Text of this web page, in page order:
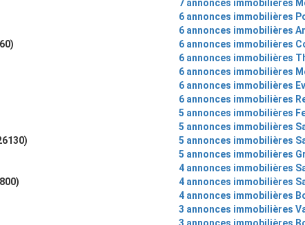
7 annonces immobilières
6 annonces immobilières
6 annonces immobilières
6 annonces immobilières
6 annonces immobilières
6 annonces immobilières
6 annonces immobilières
6 annonces immobilières
5 annonces immobilières
5 annonces immobilières
5 annonces immobilières
5 annonces immobilières
4 annonces immobilières
4 annonces immobilières
4 annonces immobilières
3 annonces immobilières